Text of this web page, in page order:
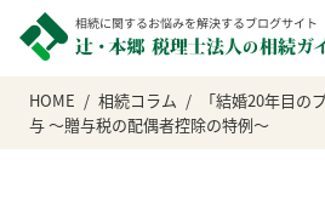
HOME 相続コラム
「結婚20年目の
与 ～贈与税の配偶者控除の特例～